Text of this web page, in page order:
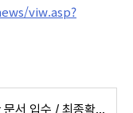
viw.asp?
日本 외무성 외교사료관 문서 입수 / 최종확인<br>김좌진 암살범은 고려공산청년회 金信俊